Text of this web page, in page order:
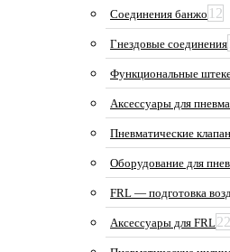
Соединения банжо 12
Гнездовые соединения
Функциональные
Аксессуары для
Пневматические
Оборудование для
FRL — подготовка
Аксессуары для FRL22